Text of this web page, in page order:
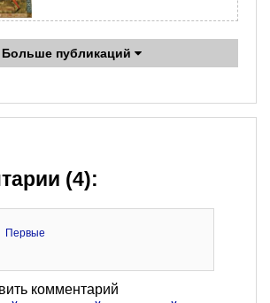
Больше публикаций
(4):
Первые
комментарий